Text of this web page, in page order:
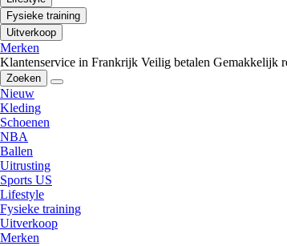
Fysieke training
Uitverkoop
Merken
Klantenservice in Frankrijk Veilig betalen Gemakkelijk
Zoeken
Nieuw
Kleding
Schoenen
NBA
Ballen
Uitrusting
Sports US
Lifestyle
Fysieke training
Uitverkoop
Merken